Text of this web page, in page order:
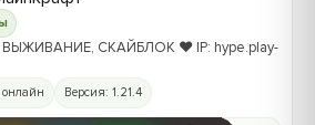
СКАЙБЛОК ❤️ IP: hype.play-
онлайн Версия: 1.21.4